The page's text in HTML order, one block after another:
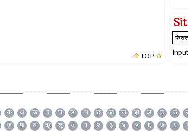
TOP
क क्ष ख ग घ ङ च छ ज्ञ ज झ ञ ट ठ
ज़ फ़ य़ ॠ ॡ ० १ २ ३ ४ ५ ६ ७ ८